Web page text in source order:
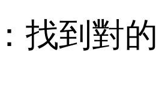
找到對的